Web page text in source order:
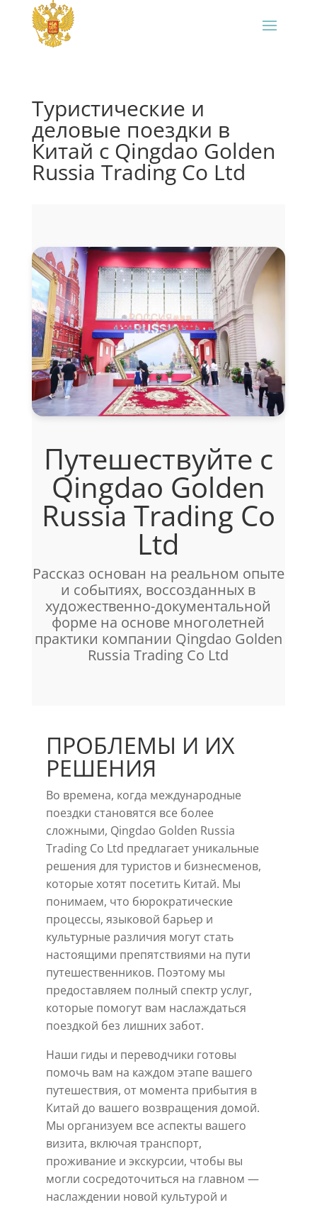
Туристические и
деловые поездки в
Китай с Qingdao Golden
Russia Trading Co Ltd
Путешествуйте с
Qingdao Golden
Russia Trading Co
Ltd
Рассказ основан на реальном опыте
и событиях, воссозданных в
художественно-документальной
форме на основе многолетней
практики компании Qingdao Golden
Russia Trading Co Ltd
ПРОБЛЕМЫ И ИХ
РЕШЕНИЯ
Во времена, когда международные
поездки становятся все более
сложными, Qingdao Golden Russia
Trading Co Ltd предлагает уникальные
решения для туристов и бизнесменов,
которые хотят посетить Китай. Мы
понимаем, что бюрократические
процессы, языковой барьер и
культурные различия могут стать
настоящими препятствиями на пути
путешественников. Поэтому мы
предоставляем полный спектр услуг,
которые помогут вам наслаждаться
поездкой без лишних забот.
Наши гиды и переводчики готовы
помочь вам на каждом этапе вашего
путешествия, от момента прибытия в
Китай до вашего возвращения домой.
Мы организуем все аспекты вашего
визита, включая транспорт,
проживание и экскурсии, чтобы вы
могли сосредоточиться на главном —
наслаждении новой культурой и